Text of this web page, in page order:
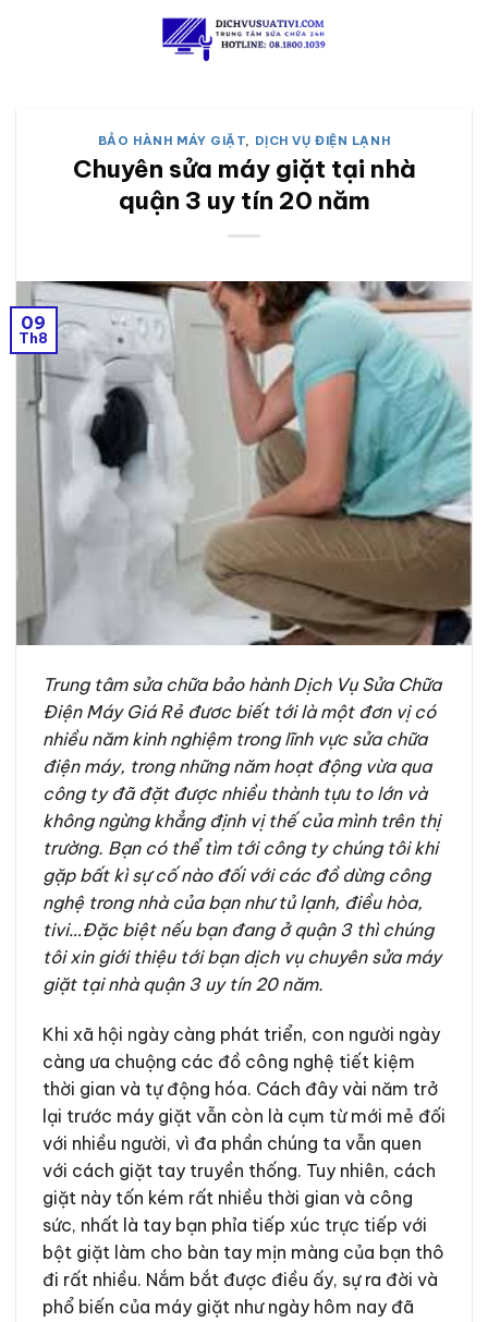
BẢO HÀNH MÁY GIẶT, DỊCH VỤ ĐIỆN LẠNH
Chuyên sửa máy giặt tại nhà
quận 3 uy tín 20 năm
09
Th8
Trung tâm sửa chữa bảo hành Dịch Vụ Sửa Chữa
Điện Máy Giá Rẻ đươc biết tới là một đơn vị có
nhiều năm kinh nghiệm trong lĩnh vực sửa chữa
điện máy, trong những năm hoạt động vừa qua
công ty đã đặt được nhiều thành tựu to lớn và
không ngừng khẳng định vị thế của mình trên thị
trường. Bạn có thể tìm tới công ty chúng tôi khi
gặp bất kì sự cố nào đối với các đồ dừng công
nghệ trong nhà của bạn như tủ lạnh, điều hòa,
tivi…Đặc biệt nếu bạn đang ở quận 3 thì chúng
tôi xin giới thiệu tới bạn dịch vụ chuyên sửa máy
giặt tại nhà quận 3 uy tín 20 năm.
Khi xã hội ngày càng phát triển, con người ngày
càng ưa chuộng các đồ công nghệ tiết kiệm
thời gian và tự động hóa. Cách đây vài năm trở
lại trước máy giặt vẫn còn là cụm từ mới mẻ đối
với nhiều người, vì đa phần chúng ta vẫn quen
với cách giặt tay truyền thống. Tuy nhiên, cách
giặt này tốn kém rất nhiều thời gian và công
sức, nhất là tay bạn phỉa tiếp xúc trực tiếp với
bột giặt làm cho bàn tay mịn màng của bạn thô
đi rất nhiều. Nắm bắt được điều ấy, sự ra đời và
phổ biến của máy giặt như ngày hôm nay đã